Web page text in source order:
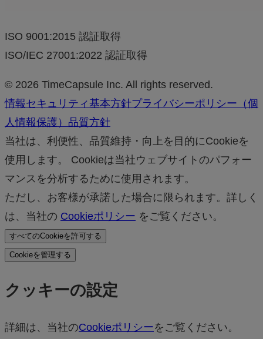
ISO 9001:2015 認証取得
ISO/IEC 27001:2022 認証取得
© 2026 TimeCapsule Inc. All rights reserved.
情報セキュリティ基本方針プライバシーポリシー（個
人情報保護） 品質方針
当社は、利便性、品質維持・向上を目的にCookieを
使用します。 Cookieは当社ウェブサイトのパフォー
マンスを分析するために使用されます。
ただし、お客様が承諾した場合に限られます。詳しく
は、当社の Cookieポリシー をご覧ください。
すべてのCookieを許可する
Cookieを管理する
クッキーの設定
詳細は、当社のCookieポリシーをご覧ください。